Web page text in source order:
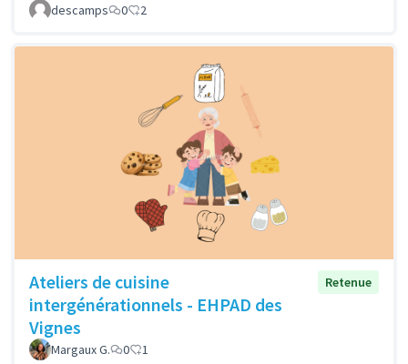
descamps 0 2
Ateliers de cuisine
intergénérationnels - EHPAD des
Vignes
Retenue
Margaux G. 0 1